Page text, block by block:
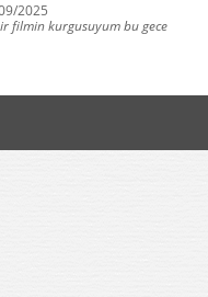
2025
filmin kurgusuyum bu gece